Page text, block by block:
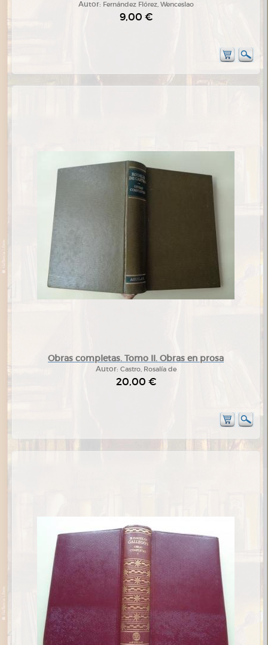
Autor: Fernández Flórez, Wenceslao
9,00 €
Obras completas. Tomo II. Obras en prosa
Autor: Castro, Rosalía de
20,00 €